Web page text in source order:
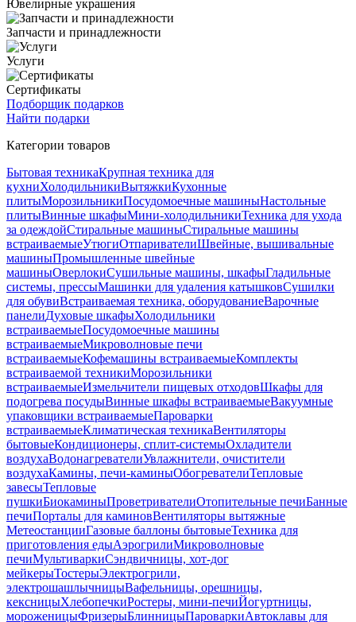
Ювелирные украшения
Запчасти и принадлежности
Услуги
Сертификаты
Подборщик подарков
Найти подарки
Категории товаров
Бытовая техникаКрупная техника для
кухниХолодильникиВытяжкиКухонные
плитыМорозильникиПосудомоечные машиныНастольные
плитыВинные шкафыМини-холодильникиТехника для ухода
за одеждойСтиральные машиныСтиральные машины
встраиваемыеУтюгиОтпаривателиШвейные, вышивальные
машиныПромышленные швейные
машиныОверлокиСушильные машины, шкафыГладильные
системы, прессыМашинки для удаления катышковСушилки
для обувиВстраиваемая техника, оборудованиеВарочные
панелиДуховые шкафыХолодильники
встраиваемыеПосудомоечные машины
встраиваемыеМикроволновые печи
встраиваемыеКофемашины встраиваемыеКомплекты
встраиваемой техникиМорозильники
встраиваемыеИзмельчители пищевых отходовШкафы для
подогрева посудыВинные шкафы встраиваемыеВакуумные
упаковщики встраиваемыеПароварки
встраиваемыеКлиматическая техникаВентиляторы
бытовыеКондиционеры, сплит-системыОхладители
воздухаВодонагревателиУвлажнители, очистители
воздухаКамины, печи-каминыОбогревателиТепловые
завесыТепловые
пушкиБиокаминыПроветривателиОтопительные печиБанные
печиПорталы для каминовВентиляторы вытяжные
МетеостанцииГазовые баллоны бытовыеТехника для
приготовления едыАэрогрилиМикроволновые
печиМультиваркиСэндвичницы, хот-дог
мейкерыТостерыЭлектрогрили,
электрошашлычницыВафельницы, орешницы,
кексницыХлебопечкиРостеры, мини-печиЙогуртницы,
мороженицыФризерыБлинницыПароваркиАвтоклавы для